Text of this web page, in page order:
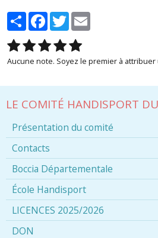
PartagerFacebook
Twitter
Aucune note. Soyez le premier à attribuer
LE COMITÉ HANDISPORT
Présentation du comité
Contacts
Boccia Départementale
École Handisport
LICENCES 2025/2026
DON